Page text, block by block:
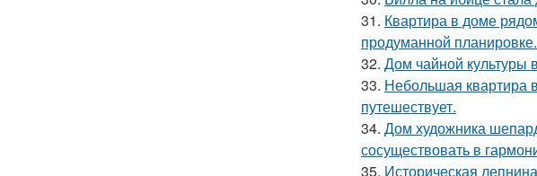
31. Квартира в доме
продуманной планировке.
32. Дом чайной культуры
33. Небольшая квартира
путешествует.
34. Дом художника
сосуществовать в
35. Историческая